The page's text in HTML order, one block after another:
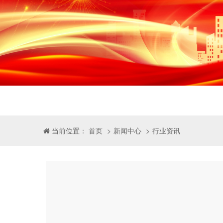
当前位置： 首页 新闻中心 行业资讯